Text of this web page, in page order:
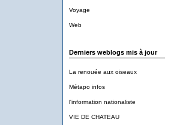
Voyage
Web
Derniers weblogs mis à jour
La renouée aux oiseaux
Métapo infos
l'information nationaliste
VIE DE CHATEAU